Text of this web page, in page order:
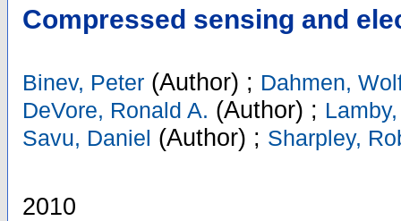
Compressed sensing and
Binev, Peter (Author) ; Dahmen,
DeVore, Ronald A. (Author) ;
Savu, Daniel (Author) ; Sharpley,
2010